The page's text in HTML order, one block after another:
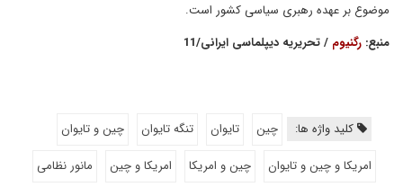
موضوع بر عهده رهبری سیاسی کشور است.
منبع: رگنیوم / تحریریه دیپلماسی ایرانی/11
کلید واژه ها: چین تایوان تنگه تایوان
چین و تایوان
امریکا و چین و تایوان
چین و امریکا امریکا و چین
مانور نظامی